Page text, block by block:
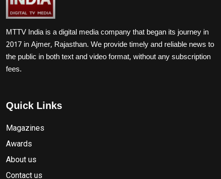
MTTV India is a digital media company that began its journey in
2017 in Ajmer, Rajasthan. We provide timely and reliable news to
the public in both text and video format, without any subscription
fees.
Quick Links
Magazines
Awards
About us
Contact us